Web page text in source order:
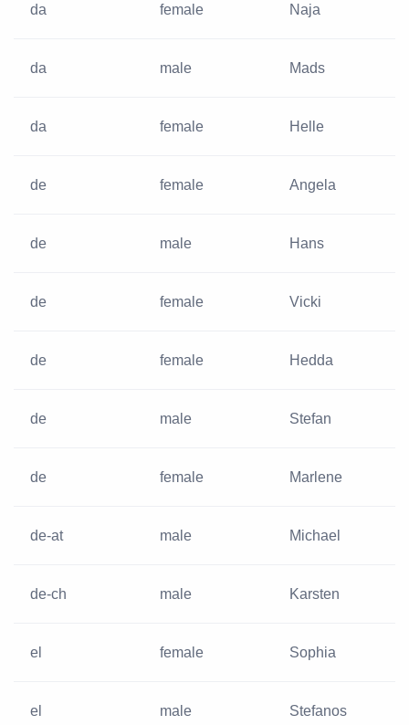
da female Naja
da male Mads
da female Helle
de female Angela
de male Hans
de female Vicki
de female Hedda
de male Stefan
de female Marlene
de-at male Michael
de-ch male Karsten
el female Sophia
el male Stefanos